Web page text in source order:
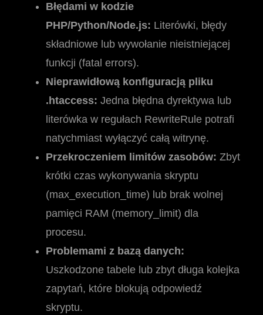
Błędami w kodzie
PHP/Python/Node.js: Literówki, błędy
składniowe lub wywołanie nieistniejącej
funkcji (fatal errors).
Nieprawidłową konfiguracją pliku
.htaccess: Jedna błędna dyrektywa lub
literówka w regułach RewriteRule potrafi
natychmiast wyłączyć całą witrynę.
Przekroczeniem limitów zasobów: Zbyt
krótki czas wykonywania skryptu
(max_execution_time) lub brak wolnej
pamięci RAM (memory_limit) dla
procesu.
Problemami z bazą danych:
Uszkodzone tabele lub zbyt długa kolejka
zapytań, które blokują odpowiedź
skryptu.